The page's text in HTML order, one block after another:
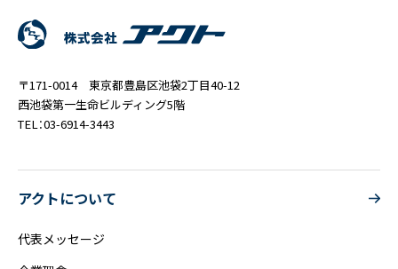
〒171-0014 東京都豊島区池袋2丁目40-12
西池袋第一生命ビルディング5階
TEL：03-6914-3443
アクトについて
代表メッセージ